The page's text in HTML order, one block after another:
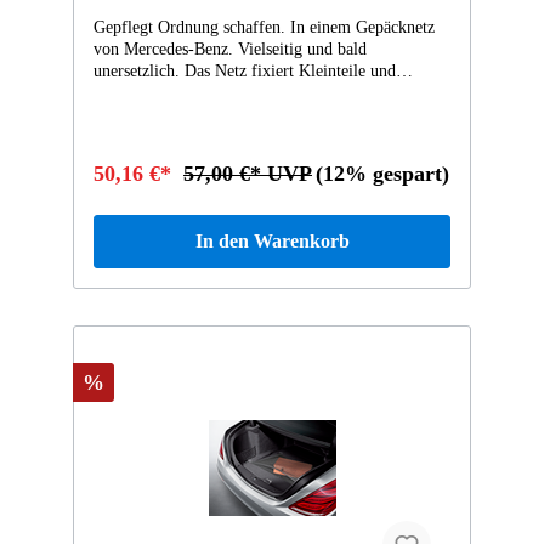
Gepflegt Ordnung schaffen. In einem Gepäcknetz
von Mercedes-Benz. Vielseitig und bald
unersetzlich. Das Netz fixiert Kleinteile und
Benz.
50,16 €* 57,00 €* UVP(12% gespart)
In den Warenkorb
%